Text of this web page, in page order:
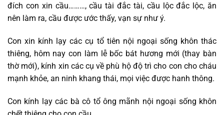
đích con xin cầu………, cầu tài đắc tài, cầu lộc đắc lộc, ăn
nên làm ra, cầu được ước thấy, vạn sự như ý.
Con xin kính lạy các cụ tổ tiên nội ngoại sống khôn thác
thiêng, hôm nay con làm lễ bốc bát hương mới (thay bàn
thờ mới), kính xin các cụ về phù hộ độ trì cho con cho cháu
mạnh khỏe, an ninh khang thái, mọi việc được hanh thông.
Con kính lạy các bà cô tổ ông mãnh nội ngoại sống khôn